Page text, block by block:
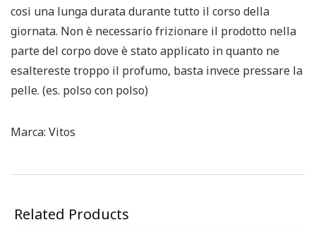
cosi una lunga durata durante tutto il corso della
giornata. Non è necessario frizionare il prodotto nella
parte del corpo dove è stato applicato in quanto ne
esaltereste troppo il profumo, basta invece pressare la
pelle. (es. polso con polso)
Marca: Vitos
Related Products